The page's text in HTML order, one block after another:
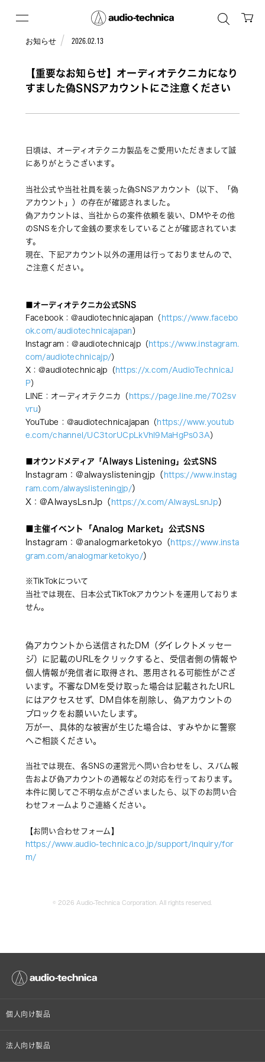
お知らせ 2026.02.13
【重要なお知らせ】オーディオテクニカになり
すました偽SNSアカウントにご注意ください
日頃は、オーディオテクニカ製品をご愛用いただきまして誠
にありがとうございます。
当社公式や当社社員を装った偽SNSアカウント（以下、「偽
アカウント」）の存在が確認されました。
偽アカウントは、当社からの案件依頼を装い、DMやその他
のSNSを介して金銭の要求をしていることが確認されていま
す。
現在、下記アカウント以外の運用は行っておりませんので、
ご注意ください。
■オーディオテクニカ公式SNS
Facebook：@audiotechnicajapan（https://www.facebo
ok.com/audiotechnicajapan）
Instagram：@audiotechnicajp（https://www.instagram.
com/audiotechnicajp/）
X：@audiotechnicajp（https://x.com/AudioTechnicaJ
P）
LINE：オーディオテクニカ（https://page.line.me/702sv
vru）
YouTube：@audiotechnicajapan（https://www.youtub
e.com/channel/UC3torUCpLkVhl9MaHgPs03A）
■オウンドメディア「Always Listening」公式SNS
Instagram：@alwayslisteningjp（https://www.instag
ram.com/alwayslisteningjp/）
X：@AlwaysLsnJp（https://x.com/AlwaysLsnJp）
■主催イベント「Analog Market」公式SNS
Instagram：@analogmarketokyo（https://www.insta
gram.com/analogmarketokyo/）
※TikTokについて
当社では現在、日本公式TikTokアカウントを運用しておりま
せん。
偽アカウントから送信されたDM（ダイレクトメッセー
ジ）に記載のURLをクリックすると、受信者側の情報や
個人情報が発信者に取得され、悪用される可能性がござ
います。 不審なDMを受け取った場合は記載されたURL
にはアクセスせず、DM自体を削除し、偽アカウントの
ブロックをお願いいたします。
万が一、具体的な被害が生じた場合は、すみやかに警察
へご相談ください。
当社では現在、各SNSの運営元へ問い合わせをし、スパム報
告および偽アカウントの通報などの対応を行っております。
本件に関してご不明な点がございましたら、以下のお問い合
わせフォームよりご連絡ください。
【お問い合わせフォーム】
https://www.audio-technica.co.jp/support/inquiry/for
m/
© 2026 Audio-Technica Corporation. All rights reserved.
個人向け製品
オンラインストア限定
法人向け製品